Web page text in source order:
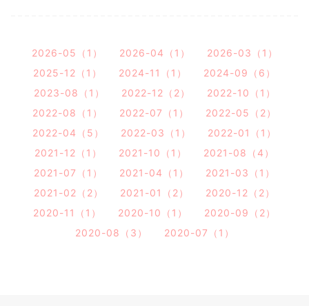
2026-05（1） 2026-04（1）
2026-03（1）
2025-12（1）
2024-11（1）
2024-09（6）
2023-08（1）
2022-12（2）
2022-10（1）
2022-08（1）
2022-07（1）
2022-05（2）
2022-04（5）
2022-03（1）
2022-01（1）
2021-12（1）
2021-10（1）
2021-08（4）
2021-07（1）
2021-04（1）
2021-03（1）
2021-02（2）
2021-01（2）
2020-12（2）
2020-11（1）
2020-10（1）
2020-09（2）
2020-08（3）
2020-07（1）